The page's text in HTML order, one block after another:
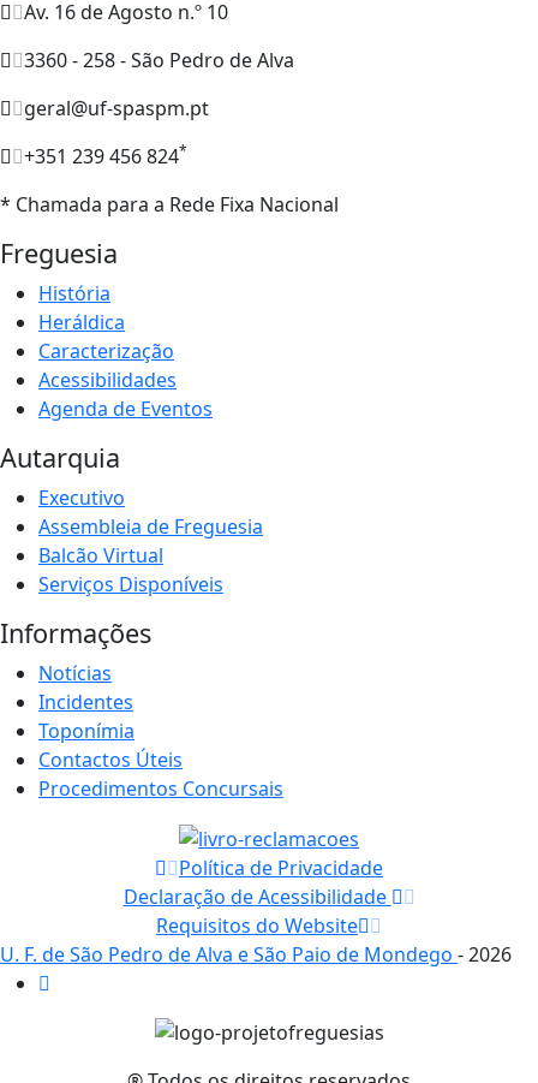
Av. 16 de Agosto n.º 10
3360 - 258 - São Pedro de Alva
geral@uf-spaspm.pt
+351 239 456 824*
* Chamada para a Rede Fixa Nacional
Freguesia
História
Heráldica
Caracterização
Acessibilidades
Agenda de Eventos
Autarquia
Executivo
Assembleia de Freguesia
Balcão Virtual
Serviços Disponíveis
Informações
Notícias
Incidentes
Toponímia
Contactos Úteis
Procedimentos Concursais
Política de Privacidade
Declaração de Acessibilidade
Requisitos do Website
U. F. de São Pedro de Alva e São Paio de Mondego - 2026